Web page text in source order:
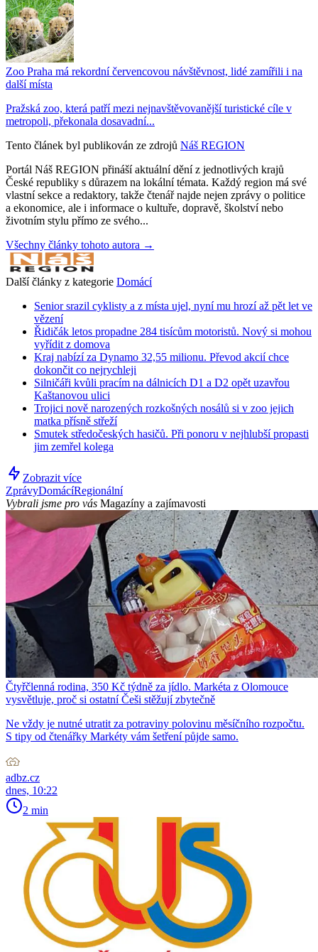
Zoo Praha má rekordní červencovou návštěvnost, lidé zamířili i na
další místa
Pražská zoo, která patří mezi nejnavštěvovanější turistické cíle v
metropoli, překonala dosavadní...
Tento článek byl publikován ze zdrojů Náš REGION
Portál Náš REGION přináší aktuální dění z jednotlivých krajů
České republiky s důrazem na lokální témata. Každý region má své
vlastní sekce a redaktory, takže čtenář najde nejen zprávy o politice
a ekonomice, ale i informace o kultuře, dopravě, školství nebo
životním stylu přímo ze svého...
Všechny články tohoto autora →
Další články z kategorie Domácí
Senior srazil cyklisty a z místa ujel, nyní mu hrozí až pět let ve
vězení
Řidičák letos propadne 284 tisícům motoristů. Nový si mohou
vyřídit z domova
Kraj nabízí za Dynamo 32,55 milionu. Převod akcií chce
dokončit co nejrychleji
Silničáři kvůli pracím na dálnicích D1 a D2 opět uzavřou
Kaštanovou ulici
Trojici nově narozených rozkošných nosálů si v zoo jejich
matka přísně střeží
Smutek středočeských hasičů. Při ponoru v nejhlubší propasti
jim zemřel kolega
Zobrazit více
ZprávyDomácíRegionální
Vybrali jsme pro vás Magazíny a zajímavosti
Čtyřčlenná rodina, 350 Kč týdně za jídlo. Markéta z Olomouce
vysvětluje, proč si ostatní Češi stěžují zbytečně
Ne vždy je nutné utratit za potraviny polovinu měsíčního rozpočtu.
S tipy od čtenářky Markéty vám šetření půjde samo.
adbz.cz
dnes, 10:22
2 min